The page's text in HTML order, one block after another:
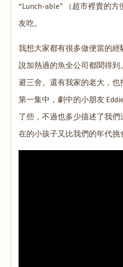
“Lunch-able” （超市裡賣的
友吃。
我想大家都有很多做便當的
說加熱過的魚全公司都聞得
避三舍。還有我家的老大，也
第一集中，劇中的小朋友
了些，不過也多少描述了我
在的小孩子又比我們的年代挑